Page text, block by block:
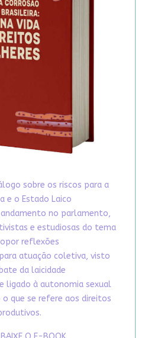
sobre os riscos para a
e o Estado Laico
no parlamento,
e estudiosas do tema
reflexões
atuação coletiva, visto
da laicidade
ligado à autonomia sexual
que se refere aos direitos